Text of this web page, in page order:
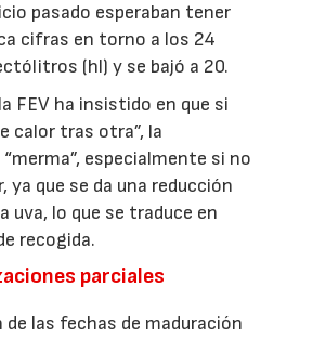
pasado esperaban tener
cifras en torno a los 24
(hl) y se bajó a 20.
FEV ha insistido en que si
calor tras otra”, la
especialmente si no
ya que se da una reducción
uva, lo que se traduce en
recogida.
parciales
de las fechas de maduración